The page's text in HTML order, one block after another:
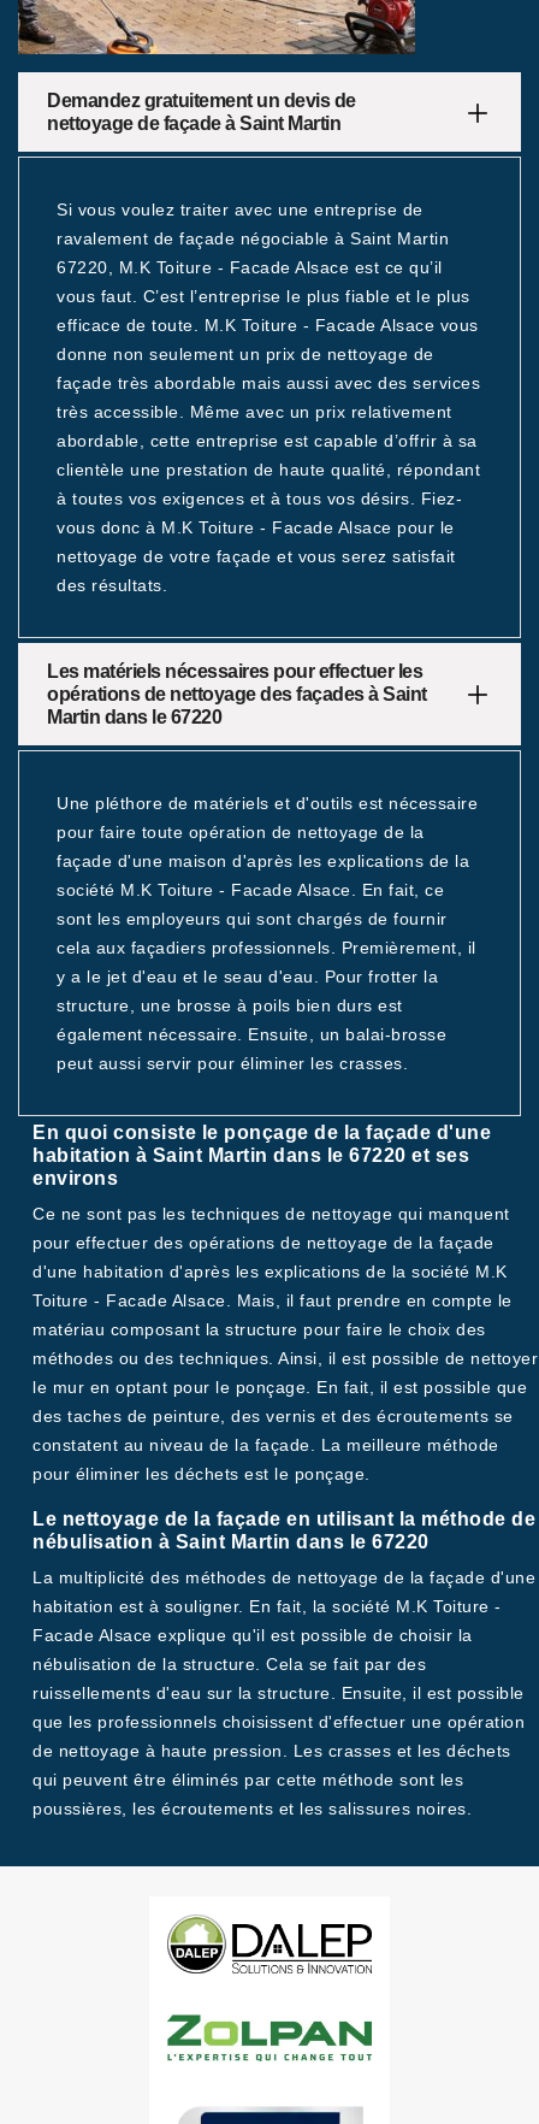
Demandez gratuitement un devis de
nettoyage de façade à Saint Martin
Si vous voulez traiter avec une entreprise de
ravalement de façade négociable à Saint Martin
67220, M.K Toiture - Facade Alsace est ce qu’il
vous faut. C’est l’entreprise le plus fiable et le plus
efficace de toute. M.K Toiture - Facade Alsace vous
donne non seulement un prix de nettoyage de
façade très abordable mais aussi avec des services
très accessible. Même avec un prix relativement
abordable, cette entreprise est capable d’offrir à sa
clientèle une prestation de haute qualité, répondant
à toutes vos exigences et à tous vos désirs. Fiez-
vous donc à M.K Toiture - Facade Alsace pour le
nettoyage de votre façade et vous serez satisfait
des résultats.
Les matériels nécessaires pour effectuer les
opérations de nettoyage des façades à Saint
Martin dans le 67220
Une pléthore de matériels et d'outils est nécessaire
pour faire toute opération de nettoyage de la
façade d'une maison d'après les explications de la
société M.K Toiture - Facade Alsace. En fait, ce
sont les employeurs qui sont chargés de fournir
cela aux façadiers professionnels. Premièrement, il
y a le jet d'eau et le seau d'eau. Pour frotter la
structure, une brosse à poils bien durs est
également nécessaire. Ensuite, un balai-brosse
peut aussi servir pour éliminer les crasses.
En quoi consiste le ponçage de la façade d'une
habitation à Saint Martin dans le 67220 et ses
environs
Ce ne sont pas les techniques de nettoyage qui manquent
pour effectuer des opérations de nettoyage de la façade
d'une habitation d'après les explications de la société M.K
Toiture - Facade Alsace. Mais, il faut prendre en compte le
matériau composant la structure pour faire le choix des
méthodes ou des techniques. Ainsi, il est possible de nettoyer
le mur en optant pour le ponçage. En fait, il est possible que
des taches de peinture, des vernis et des écroutements se
constatent au niveau de la façade. La meilleure méthode
pour éliminer les déchets est le ponçage.
Le nettoyage de la façade en utilisant la méthode de
nébulisation à Saint Martin dans le 67220
La multiplicité des méthodes de nettoyage de la façade d'une
habitation est à souligner. En fait, la société M.K Toiture -
Facade Alsace explique qu'il est possible de choisir la
nébulisation de la structure. Cela se fait par des
ruissellements d'eau sur la structure. Ensuite, il est possible
que les professionnels choisissent d'effectuer une opération
de nettoyage à haute pression. Les crasses et les déchets
qui peuvent être éliminés par cette méthode sont les
poussières, les écroutements et les salissures noires.